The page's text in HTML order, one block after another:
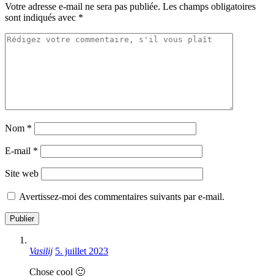
Votre adresse e-mail ne sera pas publiée. Les champs obligatoires
sont indiqués avec *
Nom *
E-mail *
Site web
Avertissez-moi des commentaires suivants par e-mail.
Vasilij 5. juillet 2023
Chose cool 🙂